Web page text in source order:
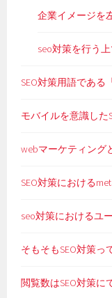
企業イメージを
seo対策を行う
SEO対策用語であ
モバイルを意識した
webマーケティング
SEO対策における
seo対策におけるユ
そもそもSEO対策っ
閲覧数はSEO対策に